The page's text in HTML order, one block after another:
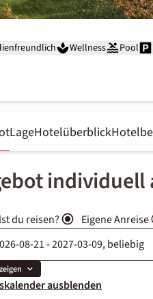
Wellness Pool
LageHotelüberblick
individuell
du reisen? Eigene Anreise
ausblenden